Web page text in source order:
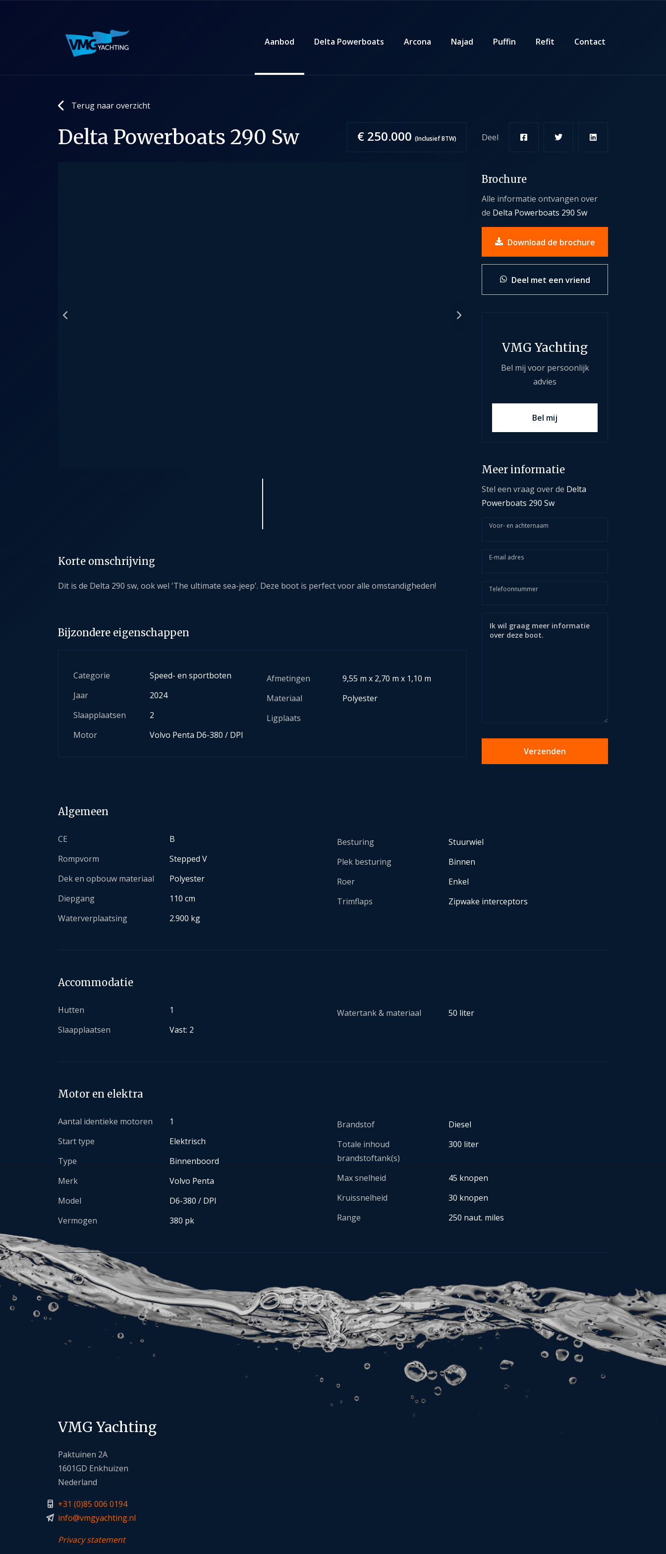
Aanbod Delta Powerboats Arcona Najad Puffin Refit Contact
Terug naar overzicht
Delta Powerboats 290 Sw € 250.000 (Inclusief BTW)
Korte omschrijving
Dit is de Delta 290 sw, ook wel 'The ultimate sea-jeep'. Deze boot is perfect voor alle omstandigheden!
Bijzondere eigenschappen
Categorie
Speed- en sportboten
Jaar
2024
Slaapplaatsen
2
Motor
Volvo Penta D6-380 / DPI
Afmetingen
9,55 m x 2,70 m x 1,10 m
Materiaal
Polyester
Ligplaats
Deel
Brochure
Alle informatie ontvangen over
de Delta Powerboats 290 Sw
Download de brochure
Deel met een vriend
VMG Yachting
Bel mij voor persoonlijk
advies
Bel mij
Meer informatie
Stel een vraag over de Delta
Powerboats 290 Sw
Voor- en achternaam
E-mail adres
Telefoonnummer
Algemeen
CE
B
Rompvorm
Stepped V
Dek en opbouw materiaal
Polyester
Diepgang
110 cm
Waterverplaatsing
2.900 kg
Besturing
Stuurwiel
Plek besturing
Binnen
Roer
Enkel
Trimflaps
Zipwake interceptors
Accommodatie
Hutten
1
Slaapplaatsen
Vast: 2
Watertank & materiaal 50 liter
Motor en elektra
Aantal identieke motoren
1
Start type
Elektrisch
Type
Binnenboord
Merk
Volvo Penta
Model
D6-380 / DPI
Vermogen
380 pk
Brandstof
Diesel
Totale inhoud
brandstoftank(s)
300 liter
Max snelheid
45 knopen
Kruissnelheid
30 knopen
Range
250 naut. miles
VMG Yachting
Paktuinen 2A
1601GD Enkhuizen
Nederland
+31 (0)85 006 0194
info@vmgyachting.nl
Privacy statement